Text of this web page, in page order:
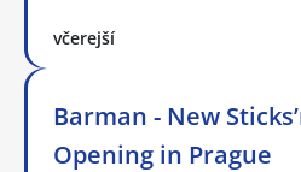
včerejší
Barman - New
Opening in Prague